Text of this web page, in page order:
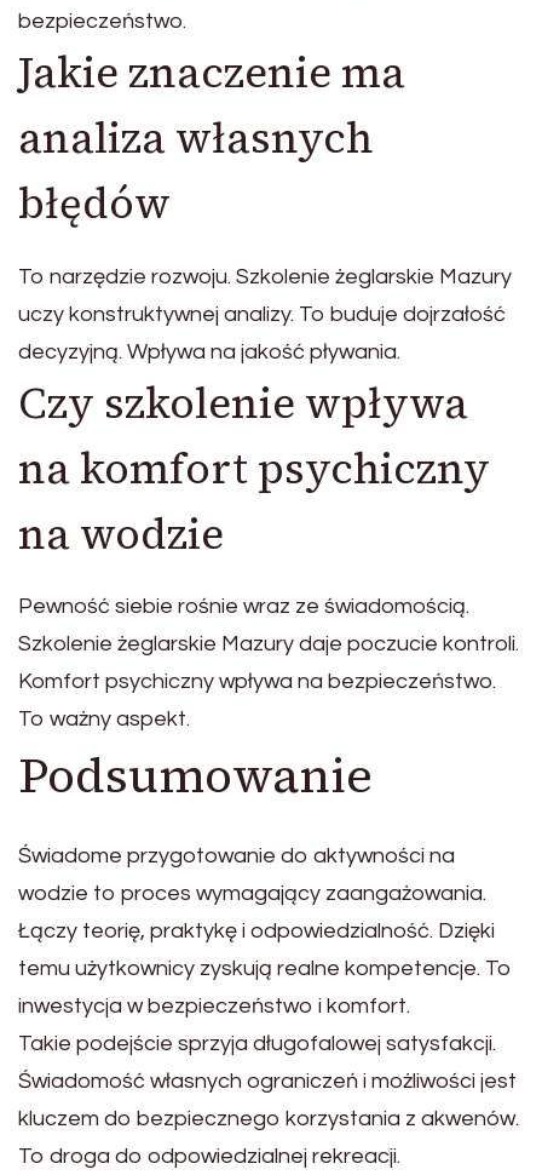
bezpieczeństwo.
Jakie znaczenie ma
analiza własnych
błędów
To narzędzie rozwoju. Szkolenie żeglarskie Mazury
uczy konstruktywnej analizy. To buduje dojrzałość
decyzyjną. Wpływa na jakość pływania.
Czy szkolenie wpływa
na komfort psychiczny
na wodzie
Pewność siebie rośnie wraz ze świadomością.
Szkolenie żeglarskie Mazury daje poczucie kontroli.
Komfort psychiczny wpływa na bezpieczeństwo.
To ważny aspekt.
Podsumowanie
Świadome przygotowanie do aktywności na
wodzie to proces wymagający zaangażowania.
Łączy teorię, praktykę i odpowiedzialność. Dzięki
temu użytkownicy zyskują realne kompetencje. To
inwestycja w bezpieczeństwo i komfort.
Takie podejście sprzyja długofalowej satysfakcji.
Świadomość własnych ograniczeń i możliwości jest
kluczem do bezpiecznego korzystania z akwenów.
To droga do odpowiedzialnej rekreacji.